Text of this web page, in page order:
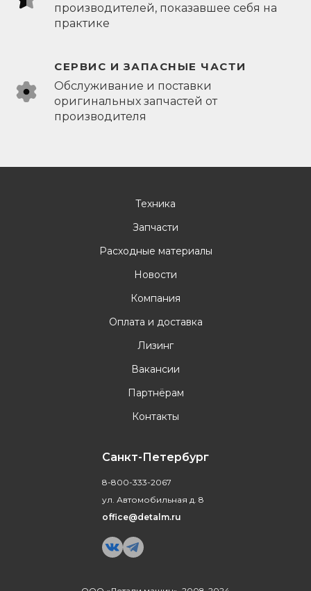
производителей, показавшее себя на
практике
СЕРВИС И ЗАПАСНЫЕ ЧАСТИ
Обслуживание и поставки
оригинальных запчастей от
производителя
Техника
Запчасти
Расходные материалы
Новости
Компания
Оплата и доставка
Лизинг
Вакансии
Партнёрам
Контакты
Санкт-Петербург
8-800-333-2067
ул. Автомобильная д. 8
office@detalm.ru